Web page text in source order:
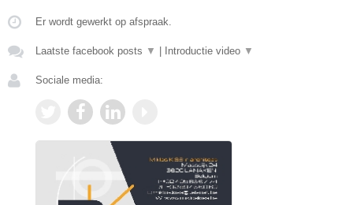
Er wordt gewerkt op afspraak.
Laatste facebook posts ▼ | Introductie video ▼
Sociale media: